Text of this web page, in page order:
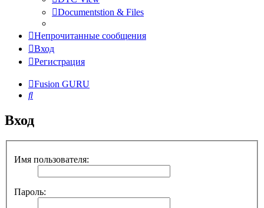
Documentstion & Files
Непрочитанные сообщения
Вход
Регистрация
Fusion GURU
Поиск
Вход
Имя пользователя:
Пароль: